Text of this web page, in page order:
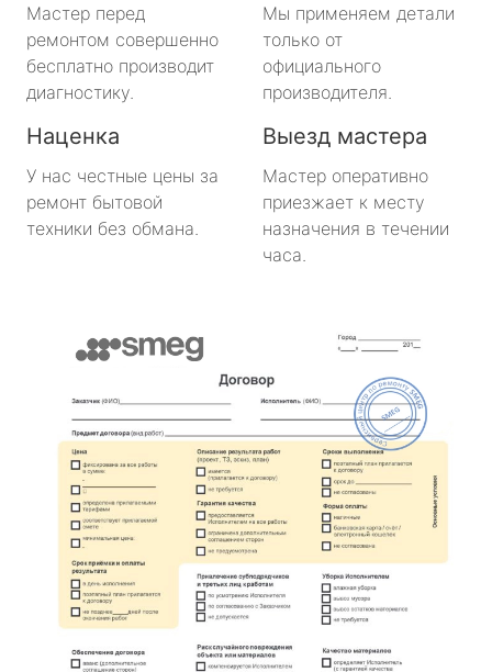
Мастер перед
ремонтом совершенно
бесплатно производит
диагностику.
Мы применяем детали
только от
официального
производителя.
Наценка
У нас честные цены за
ремонт бытовой
техники без обмана.
Выезд мастера
Мастер оперативно
приезжает к месту
назначения в течении
часа.